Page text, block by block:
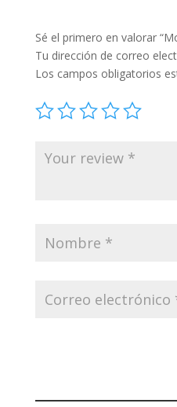
Sé el primero en valorar
Tu dirección de correo
Los campos obligatorios